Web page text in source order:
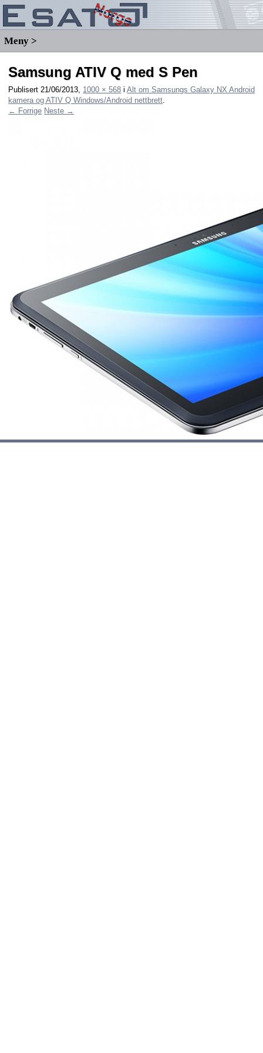
Meny >
Samsung ATIV Q med S Pen
Publisert 21/06/2013 1000 × 568 iAlt om Samsungs Galaxy NX Android
kamera og ATIV Q Windows/Android nettbrett
← Forrige Neste →